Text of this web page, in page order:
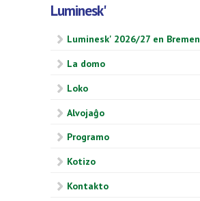
Luminesk'
Luminesk' 2026/27 en Bremen
La domo
Loko
Alvojaĝo
Programo
Kotizo
Kontakto